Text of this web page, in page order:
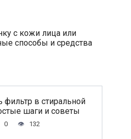
с кожи лица или
способы и средства
фильтр в стиральной
шаги и советы
0 132